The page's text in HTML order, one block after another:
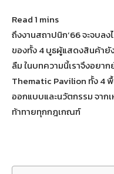
ถึงงานสถาปนิก’66 จะจบล
ของทั้ง 4 บูธผู้แสดงสินค้ายั
ลืม ในบทความนี้เราจึงอยา
Thematic Pavilion ทั้ง 4
ออกแบบและนวัตกรรม จาก
ท้าทายทุกกฎเกณฑ์